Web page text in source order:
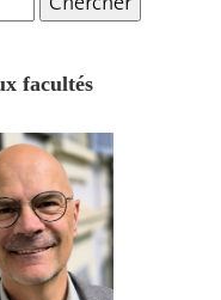
facultés